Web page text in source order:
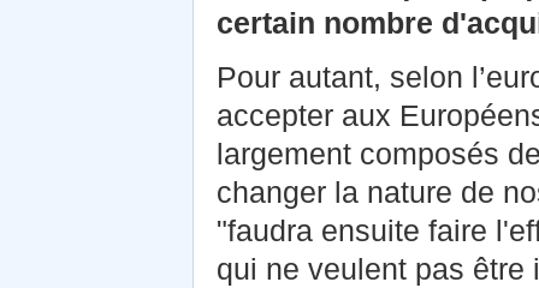
certain nombre
Pour autant, selon
accepter aux
largement composés
changer la nature de
"faudra ensuite faire
qui ne veulent pas